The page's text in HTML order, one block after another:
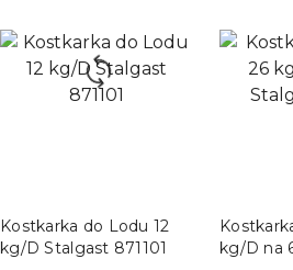
Kostkarka do Lodu 12
kg/D Stalgast 871101
DO KOSZYKA
kg/D na